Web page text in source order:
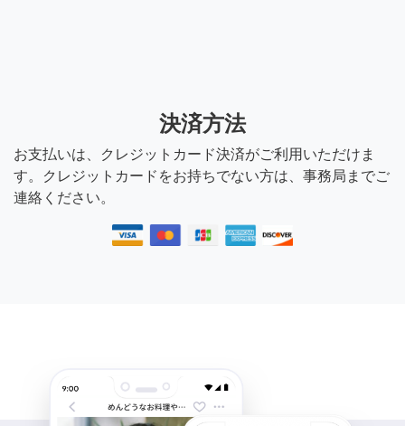
決済方法
お支払いは、クレジットカード決済がご利用いただけま
す。クレジットカードをお持ちでない方は、事務局までご
連絡ください。